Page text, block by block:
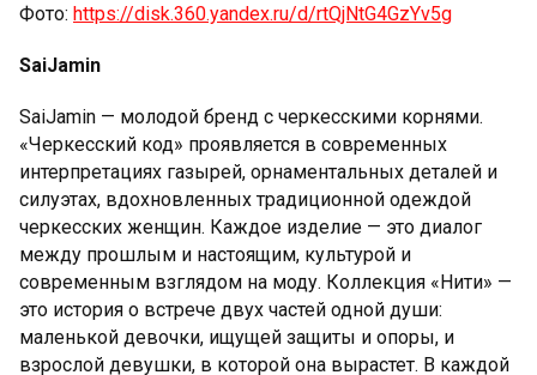
Фото: https://disk.360.yandex.ru/d/rtQjNtG4GzYv5g
SaiJamin
SaiJamin — молодой бренд с черкесскими корнями.
«Черкесский код» проявляется в современных
интерпретациях газырей, орнаментальных деталей и
силуэтах, вдохновленных традиционной одеждой
черкесских женщин. Каждое изделие — это диалог
между прошлым и настоящим, культурой и
современным взглядом на моду. Коллекция «Нити» —
это история о встрече двух частей одной души:
маленькой девочки, ищущей защиты и опоры, и
взрослой девушки, в которой она вырастет. В каждой